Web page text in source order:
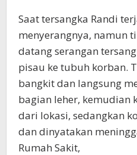
Saat tersangka Randi
menyerangnya, namun
datang serangan
pisau ke tubuh korban.
bangkit dan langsung
bagian leher, kemudian
dari lokasi, sedangkan
dan dinyatakan
Rumah Sakit,